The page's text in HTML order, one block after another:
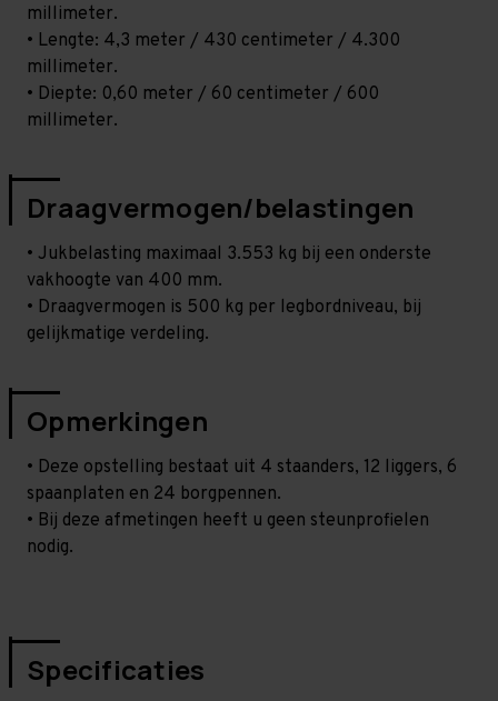
millimeter.
• Lengte: 4,3 meter / 430 centimeter / 4.300
millimeter.
• Diepte: 0,60 meter / 60 centimeter / 600
millimeter.
Draagvermogen/belastingen
• Jukbelasting maximaal 3.553 kg bij een onderste
vakhoogte van 400 mm.
• Draagvermogen is 500 kg per legbordniveau, bij
gelijkmatige verdeling.
Opmerkingen
• Deze opstelling bestaat uit 4 staanders, 12 liggers, 6
spaanplaten en 24 borgpennen.
• Bij deze afmetingen heeft u geen steunprofielen
nodig.
Specificaties